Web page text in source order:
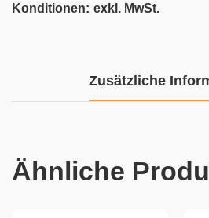
Konditionen: exkl. MwSt.
Zusätzliche
Ähnliche